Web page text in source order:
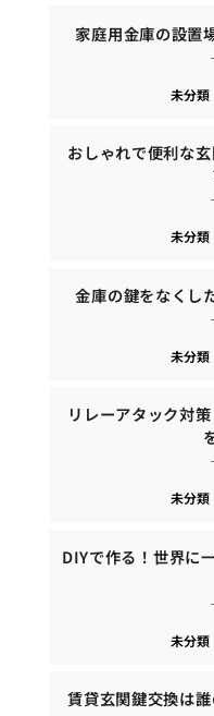
家庭用金庫の設置
未分類
おしゃれで便利な
未分類
金庫の鍵をなくし
未分類
リレーアタック対
未分類
DIYで作る！世界に
未分類
賃貸玄関鍵交換は